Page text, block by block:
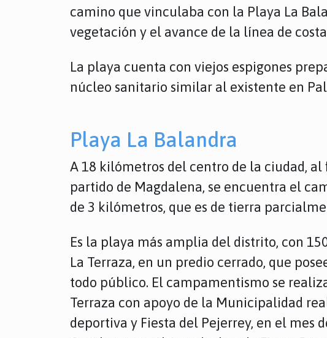
camino que vinculaba con la Playa La
vegetación y el avance de la línea de
La playa cuenta con viejos espigones
núcleo sanitario similar al existente en
Playa La Balandra
A 18 kilómetros del centro de la ciudad,
partido de Magdalena, se encuentra el
de 3 kilómetros, que es de tierra
Es la playa más amplia del distrito, con
La Terraza, en un predio cerrado, que
todo público. El campamentismo se
Terraza con apoyo de la Municipalidad
deportiva y Fiesta del Pejerrey, en el mes